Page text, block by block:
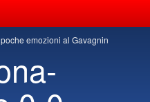
emozioni al Gavagnin